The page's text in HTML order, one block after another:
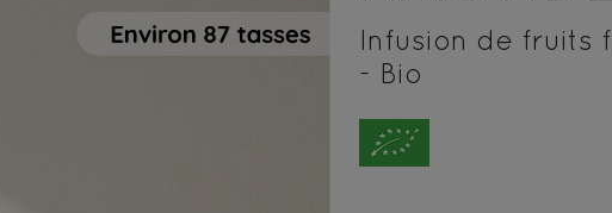
Infusion de fruits
- Bio